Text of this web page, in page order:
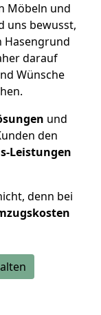
Möbeln und
uns bewusst,
Hasengrund
darauf
Wünsche
und
den
Leistungen
denn bei